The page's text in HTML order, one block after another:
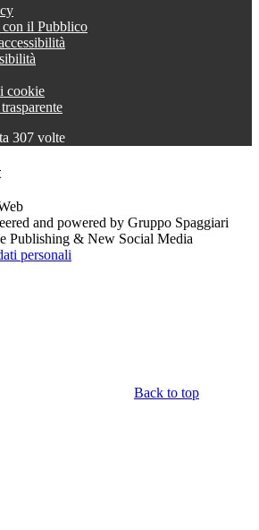
il Pubblico
cookie
307 volte
and powered by Gruppo Spaggiari
Publishing & New Social Media
personali
Back to top